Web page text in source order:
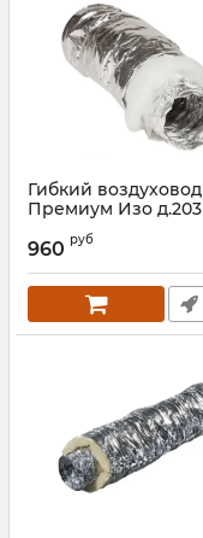
Гибкий воздуховод
Премиум Изо д.203
Артикул:
960 руб